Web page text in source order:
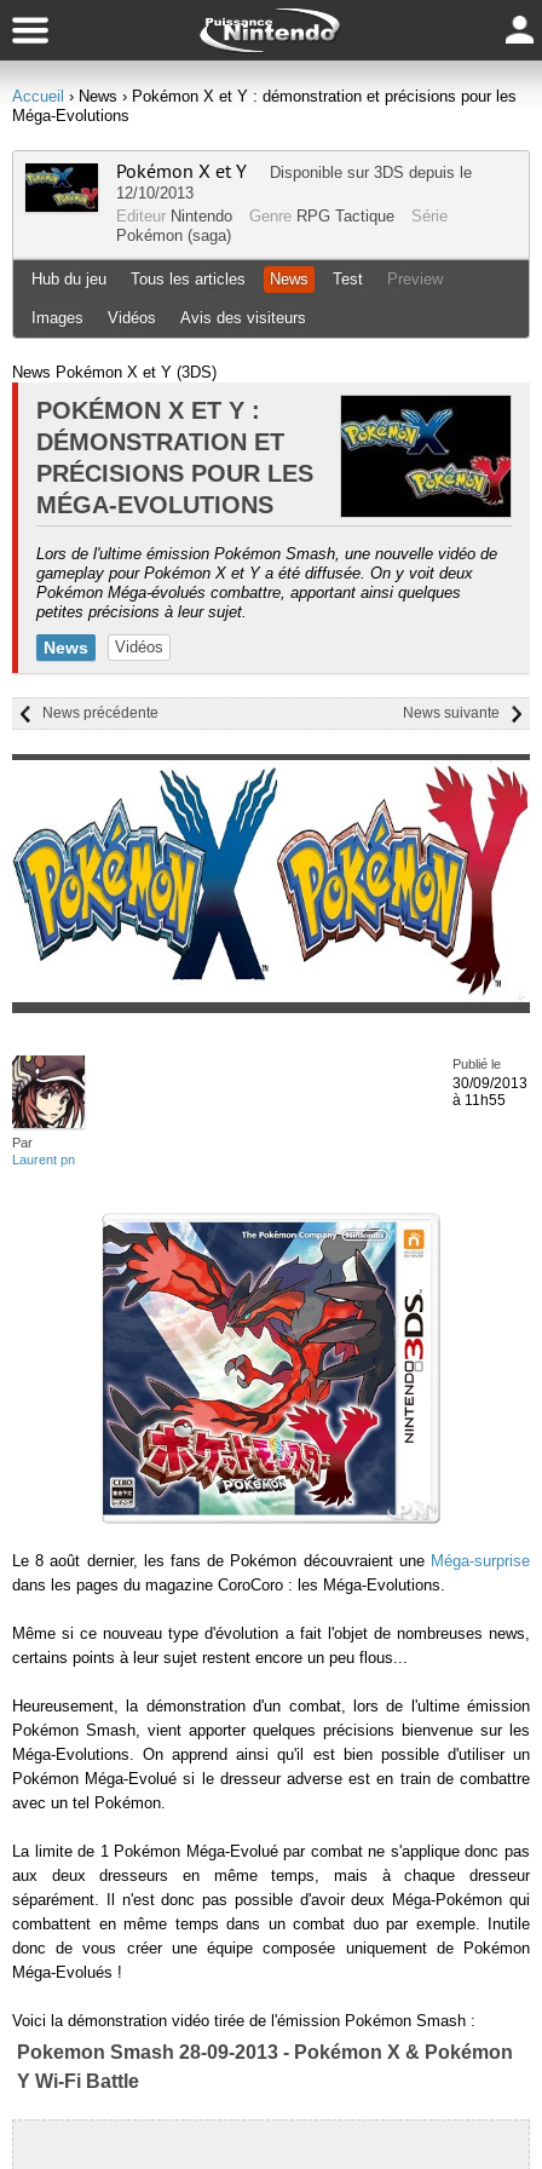
Accueil › News › Pokémon X et Y : démonstration et précisions pour les
Méga-Evolutions
Pokémon X et Y Disponible sur 3DS depuis le
12/10/2013
Editeur Nintendo Genre RPG Tactique
Série
Pokémon (saga)
Hub du jeu Tous les articles News Test Preview
Images Vidéos Avis des visiteurs
News Pokémon X et Y (3DS)
POKÉMON X ET Y :
DÉMONSTRATION ET
PRÉCISIONS POUR LES
MÉGA-EVOLUTIONS
Lors de l'ultime émission Pokémon Smash, une nouvelle vidéo de
gameplay pour Pokémon X et Y a été diffusée. On y voit deux
Pokémon Méga-évolués combattre, apportant ainsi quelques
petites précisions à leur sujet.
News Vidéos
News suivante
News précédente
Par
Laurent pn
Publié le
30/09/2013
à 11h55
Le 8 août dernier, les fans de Pokémon découvraient une Méga-surprise
dans les pages du magazine CoroCoro : les Méga-Evolutions.
Même si ce nouveau type d'évolution a fait l'objet de nombreuses news,
certains points à leur sujet restent encore un peu flous...
Heureusement, la démonstration d'un combat, lors de l'ultime émission
Pokémon Smash, vient apporter quelques précisions bienvenue sur les
Méga-Evolutions. On apprend ainsi qu'il est bien possible d'utiliser un
Pokémon Méga-Evolué si le dresseur adverse est en train de combattre
avec un tel Pokémon.
La limite de 1 Pokémon Méga-Evolué par combat ne s'applique donc pas
aux deux dresseurs en même temps, mais à chaque dresseur
séparément. Il n'est donc pas possible d'avoir deux Méga-Pokémon qui
combattent en même temps dans un combat duo par exemple. Inutile
donc de vous créer une équipe composée uniquement de Pokémon
Méga-Evolués !
Voici la démonstration vidéo tirée de l'émission Pokémon Smash :
Pokemon Smash 28-09-2013 - Pokémon X & Pokémon
Y Wi-Fi Battle